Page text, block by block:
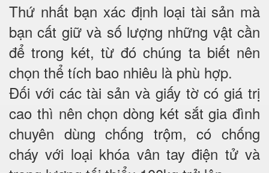
Thứ nhất bạn xác định loại tài sản mà
bạn cất giữ và số lượng những vật cần
để trong két, từ đó chúng ta biết nên
chọn thể tích bao nhiêu là phù hợp.
Đối với các tài sản và giấy tờ có giá trị
cao thì nên chọn dòng két sắt gia đình
chuyên dùng chống trộm, có chống
cháy với loại khóa vân tay điện tử và